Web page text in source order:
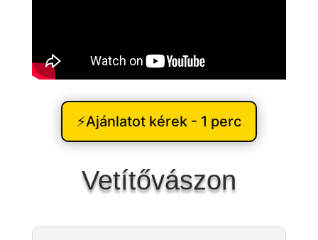
⚡Ajánlatot kérek - 1 perc
Vetítővászon